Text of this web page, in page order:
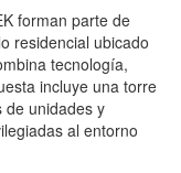
forman parte de
residencial ubicado
tecnología,
incluye una torre
de unidades y
al entorno